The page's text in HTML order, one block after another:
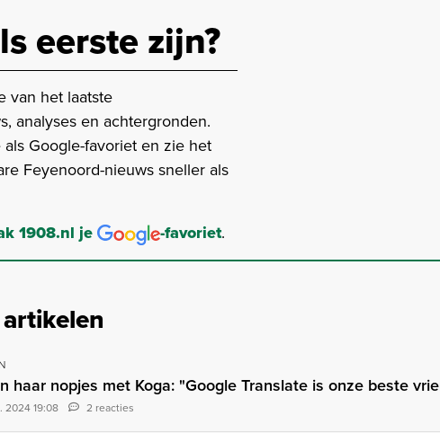
eerste zijn?
van het laatste
analyses en achtergronden.
Google-favoriet en zie het
Feyenoord-nieuws sneller als
1908.nl je
-favoriet.
haar nopjes met Koga: "Google Translate is onze beste
2024 19:08 2 reacties